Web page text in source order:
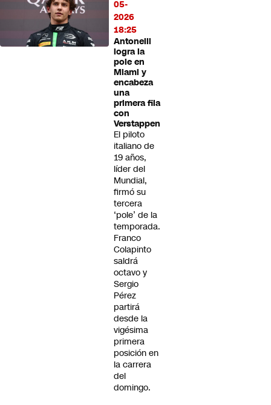
05-
2026
18:25
Antonelli
logra la
pole en
Miami y
encabeza
una
primera fila
con
Verstappen
El piloto
italiano de
19 años,
líder del
Mundial,
firmó su
tercera
‘pole’ de la
temporada.
Franco
Colapinto
saldrá
octavo y
Sergio
Pérez
partirá
desde la
vigésima
primera
posición en
la carrera
del
domingo.